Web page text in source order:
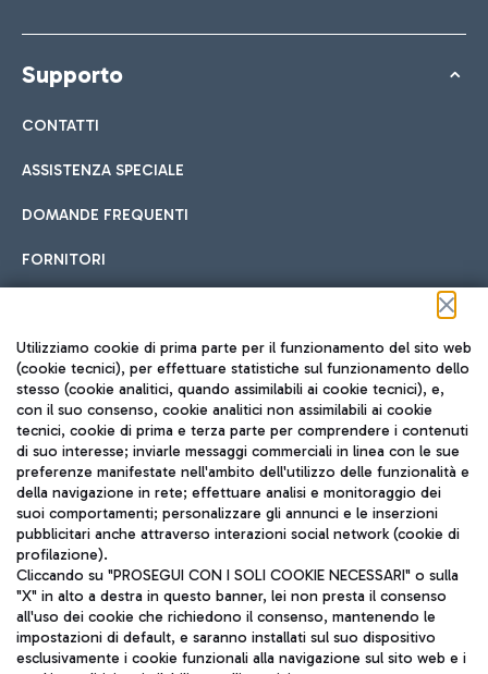
Supporto
CONTATTI
ASSISTENZA SPECIALE
DOMANDE FREQUENTI
FORNITORI
Seguici sui social
TRAVEL JOURNAL
ITA
Utilizziamo cookie di prima parte per il funzionamento del sito web
(cookie tecnici), per effettuare statistiche sul funzionamento dello
stesso (cookie analitici, quando assimilabili ai cookie tecnici), e,
con il suo consenso, cookie analitici non assimilabili ai cookie
tecnici, cookie di prima e terza parte per comprendere i contenuti
di suo interesse; inviarle messaggi commerciali in linea con le sue
preferenze manifestate nell'ambito dell'utilizzo delle funzionalità e
della navigazione in rete; effettuare analisi e monitoraggio dei
suoi comportamenti; personalizzare gli annunci e le inserzioni
pubblicitari anche attraverso interazioni social network (cookie di
profilazione).
Cliccando su "PROSEGUI CON I SOLI COOKIE NECESSARI" o sulla
"X" in alto a destra in questo banner, lei non presta il consenso
all'uso dei cookie che richiedono il consenso, mantenendo le
impostazioni di default, e saranno installati sul suo dispositivo
esclusivamente i cookie funzionali alla navigazione sul sito web e i